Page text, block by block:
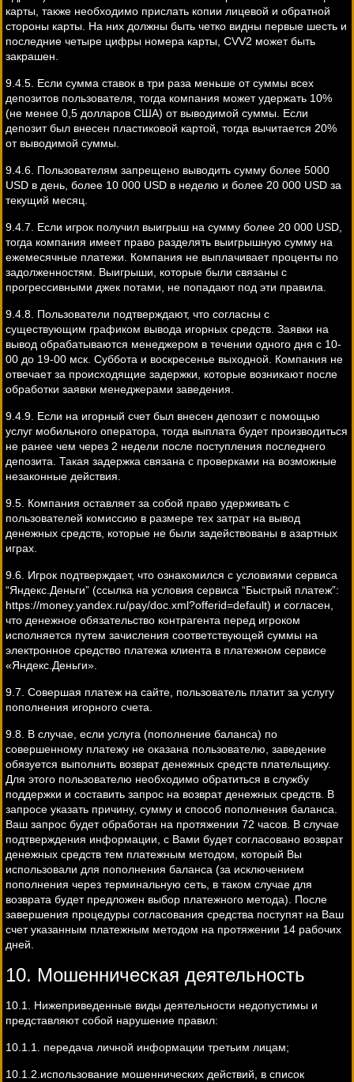
карты, также необходимо прислать копии лицевой и обратной
стороны карты. На них должны быть четко видны первые шесть и
последние четыре цифры номера карты, CVV2 может быть
закрашен.
9.4.5. Если сумма ставок в три раза меньше от суммы всех
депозитов пользователя, тогда компания может удержать 10%
(не менее 0,5 долларов США) от выводимой суммы. Если
депозит был внесен пластиковой картой, тогда вычитается 20%
от выводимой суммы.
9.4.6. Пользователям запрещено выводить сумму более 5000
USD в день, более 10 000 USD в неделю и более 20 000 USD за
текущий месяц.
9.4.7. Если игрок получил выигрыш на сумму более 20 000 USD,
тогда компания имеет право разделять выигрышную сумму на
ежемесячные платежи. Компания не выплачивает проценты по
задолженностям. Выигрыши, которые были связаны с
прогрессивными джек потами, не попадают под эти правила.
9.4.8. Пользователи подтверждают, что согласны с
существующим графиком вывода игорных средств. Заявки на
вывод обрабатываются менеджером в течении одного дня с 10-
00 до 19-00 мск. Суббота и воскресенье выходной. Компания не
отвечает за происходящие задержки, которые возникают после
обработки заявки менеджерами заведения.
9.4.9. Если на игорный счет был внесен депозит с помощью
услуг мобильного оператора, тогда выплата будет производиться
не ранее чем через 2 недели после поступления последнего
депозита. Такая задержка связана с проверками на возможные
незаконные действия.
9.5. Компания оставляет за собой право удерживать с
пользователей комиссию в размере тех затрат на вывод
денежных средств, которые не были задействованы в азартных
играх.
9.6. Игрок подтверждает, что ознакомился с условиями сервиса
“Яндекс.Деньги” (ссылка на условия сервиса “Быстрый платеж”:
https://money.yandex.ru/pay/doc.xml?offerid=default) и согласен,
что денежное обязательство контрагента перед игроком
исполняется путем зачисления соответствующей суммы на
электронное средство платежа клиента в платежном сервисе
«Яндекс.Деньги».
9.7. Совершая платеж на сайте, пользователь платит за услугу
пополнения игорного счета.
9.8. В случае, если услуга (пополнение баланса) по
совершенному платежу не оказана пользователю, заведение
обязуется выполнить возврат денежных средств плательщику.
Для этого пользователю необходимо обратиться в службу
поддержки и составить запрос на возврат денежных средств. В
запросе указать причину, сумму и способ пополнения баланса.
Ваш запрос будет обработан на протяжении 72 часов. В случае
подтверждения информации, с Вами будет согласовано возврат
денежных средств тем платежным методом, который Вы
использовали для пополнения баланса (за исключением
пополнения через терминальную сеть, в таком случае для
возврата будет предложен выбор платежного метода). После
завершения процедуры согласования средства поступят на Ваш
счет указанным платежным методом на протяжении 14 рабочих
дней.
10. Мошенническая деятельность
10.1. Нижеприведенные виды деятельности недопустимы и
представляют собой нарушение правил:
10.1.1. передача личной информации третьим лицам;
10.1.2.использование мошеннических действий, в список